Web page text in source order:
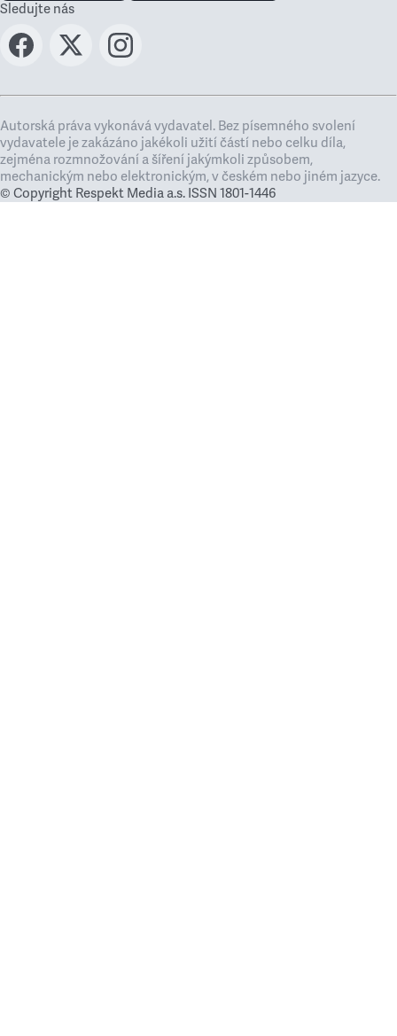
Sledujte nás
Autorská práva vykonává vydavatel. Bez písemného svolení
vydavatele je zakázáno jakékoli užití částí nebo celku díla,
zejména rozmnožování a šíření jakýmkoli způsobem,
mechanickým nebo elektronickým, v českém nebo jiném jazyce.
© Copyright Respekt Media a.s. ISSN 1801-1446